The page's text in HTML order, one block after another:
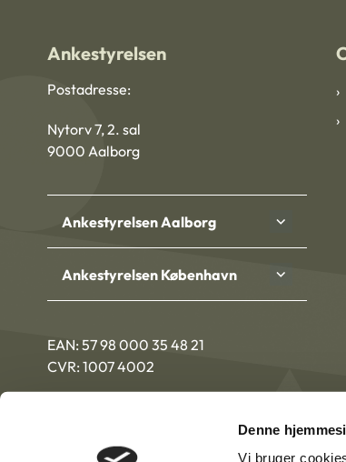
Denne
Vi bruger
Ankestyrelsen
Postadresse:
Nytorv 7, 2. sal
9000 Aalborg
Ankestyrelsen Aalborg
Ankestyrelsen København
EAN: 57 98 000 35 48 21
CVR: 1007 4002